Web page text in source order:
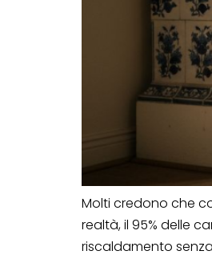
Molti credono che
realtà, il 95% delle
riscaldamento